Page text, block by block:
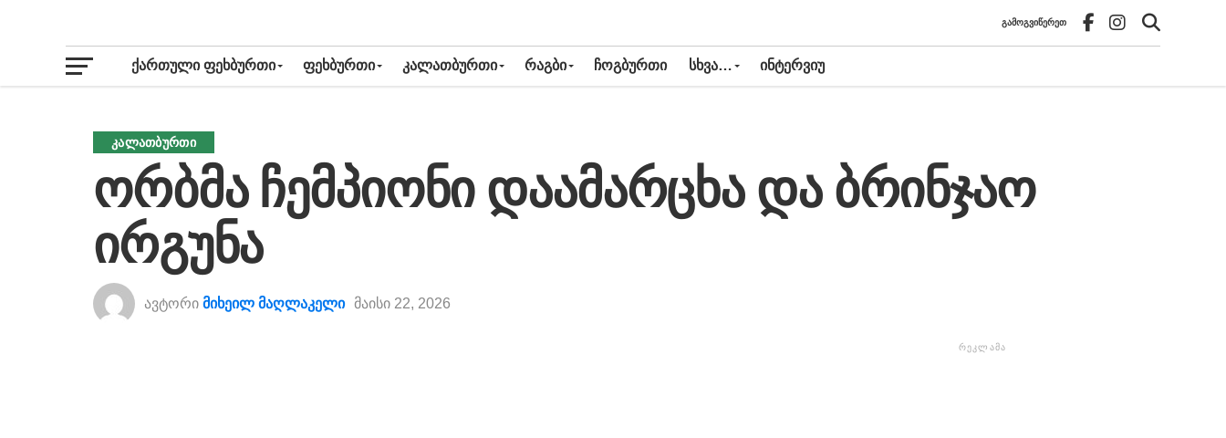
ᲒᲐᲛᲝᲒᲕᲘᲬᲔᲠᲔᲗ
ᲥᲐᲠᲗᲣᲚᲘ ᲤᲔᲮᲑᲣᲠᲗᲘ ᲤᲔᲮᲑᲣᲠᲗᲘ ᲙᲐᲚᲐᲗᲑᲣᲠᲗᲘ ᲠᲐᲒᲑᲘ ᲩᲝᲒᲑᲣᲠᲗᲘ ᲡᲮᲕᲐ… ᲘᲜᲢᲔᲠᲕᲘᲣ
ᲙᲐᲚᲐᲗᲑᲣᲠᲗᲘ
ორბმა ჩემპიონი დაამარცხა და ბრინჯაო
ირგუნა
ავტორი მიხეილ მაღლაკელი მაისი 22, 2026
ᲠᲔᲙᲚᲐᲛᲐ